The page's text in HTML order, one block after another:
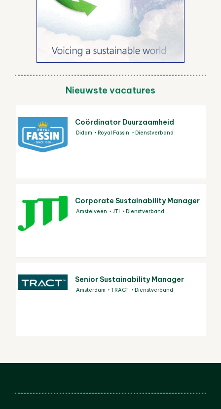
Nieuwste vacatures
Coördinator Duurzaamheid
Didam Royal Fassin Dienstverband
Corporate Sustainability Manager
Amstelveen JTI Dienstverband
Senior Sustainability Manager
Amsterdam TRACT Dienstverband